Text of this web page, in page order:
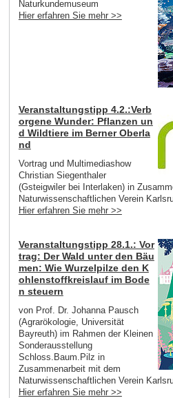
Naturkundemuseum
Hier erfahren Sie mehr >>
Veranstaltungstipp 4.2.:Verb
orgene Wunder: Pflanzen un
d Wildtiere im Berner Oberla
nd
Vortrag und Multimediashow
Christian Siegenthaler
(Gsteigwiler bei Interlaken) in
Naturwissenschaftlichen Verein
Hier erfahren Sie mehr >>
Veranstaltungstipp 28.1.: Vor
trag: Der Wald unter den Bäu
men: Wie Wurzelpilze den K
ohlenstoffkreislauf im Bode
n steuern
von Prof. Dr. Johanna Pausch
(Agrarökologie, Universität
Bayreuth) im Rahmen der Kleinen
Sonderausstellung
Schloss.Baum.Pilz in
Zusammenarbeit mit dem
Naturwissenschaftlichen Verein
Hier erfahren Sie mehr >>